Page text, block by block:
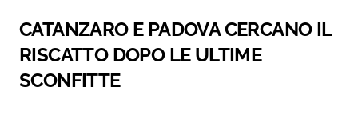
CATANZARO E PADOVA CERCANO IL
RISCATTO DOPO LE ULTIME
SCONFITTE